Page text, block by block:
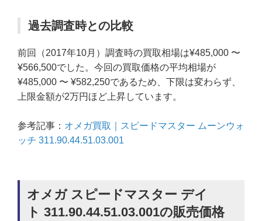
過去調査時との比較
前回（2017年10月）調査時の買取相場は¥485,000 〜
¥566,500でした。今回の買取価格の平均相場が
¥485,000 〜 ¥582,250であるため、下限は変わらず、
上限金額が2万円ほど上昇しています。
参考記事： オメガ買取｜スピードマスター ムーンウォ
ッチ 311.90.44.51.03.001
オメガ スピードマスター デイ
ト 311.90.44.51.03.001の販売価格